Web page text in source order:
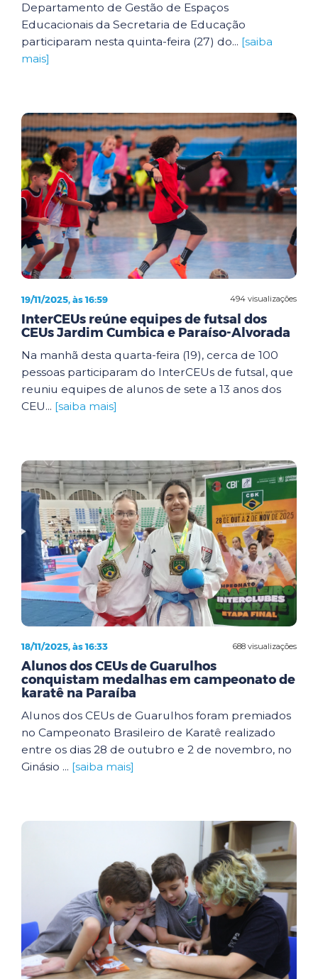
Departamento de Gestão de Espaços
Educacionais da Secretaria de Educação
participaram nesta quinta-feira (27) do... [saiba
mais]
494 visualizações
19/11/2025, às 16:59
InterCEUs reúne equipes de futsal dos
CEUs Jardim Cumbica e Paraíso-Alvorada
Na manhã desta quarta-feira (19), cerca de 100
pessoas participaram do InterCEUs de futsal, que
reuniu equipes de alunos de sete a 13 anos dos
CEU... [saiba mais]
688 visualizações
18/11/2025, às 16:33
Alunos dos CEUs de Guarulhos
conquistam medalhas em campeonato de
karatê na Paraíba
Alunos dos CEUs de Guarulhos foram premiados
no Campeonato Brasileiro de Karatê realizado
entre os dias 28 de outubro e 2 de novembro, no
Ginásio ... [saiba mais]